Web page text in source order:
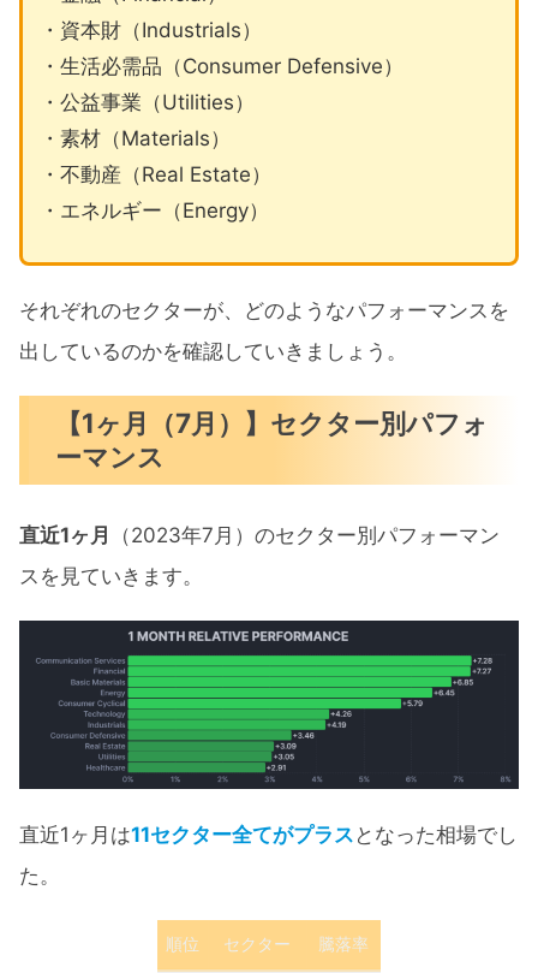
・資本財（Industrials）
・生活必需品（Consumer Defensive）
・公益事業（Utilities）
・素材（Materials）
・不動産（Real Estate）
・エネルギー（Energy）
それぞれのセクターが、どのようなパフォーマンスを
出しているのかを確認していきましょう。
【1ヶ月（7月）】セクター別パフォ
ーマンス
直近1ヶ月
（2023年7月）のセクター別パフォーマン
スを見ていきます。
直近1ヶ月は11セクター全てがプラス となった相場でし
た。
順位 セクター 騰落率